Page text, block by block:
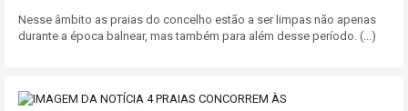
Nesse âmbito as praias do concelho estão a ser limpas não apenas
durante a época balnear, mas também para além desse período. (...)